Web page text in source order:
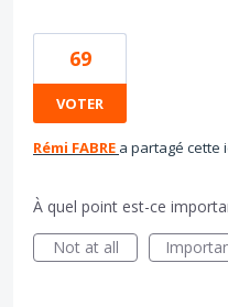
69
VOTER
Rémi FABRE a partagé cette
À quel point est-ce
Not at all